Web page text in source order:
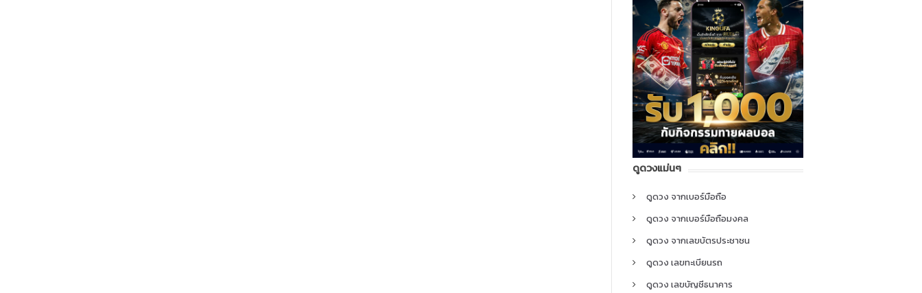
ดูดวงแม่นๆ
ดูดวง จากเบอร์มือถือ
ดูดวง จากเบอร์มือถือมงคล
ดูดวง จากเลขบัตรประชาชน
ดูดวง เลขทะเบียนรถ
ดูดวง เลขบัญชีธนาคาร